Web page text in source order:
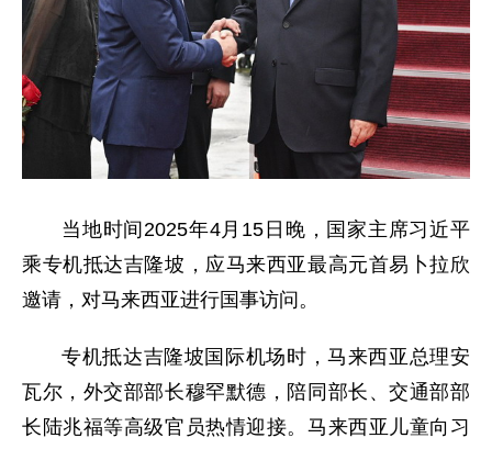
当地时间2025年4月15日晚，国家主席习近平
乘专机抵达吉隆坡，应马来西亚最高元首易卜拉欣
邀请，对马来西亚进行国事访问。
专机抵达吉隆坡国际机场时，马来西亚总理安
瓦尔，外交部部长穆罕默德，陪同部长、交通部部
长陆兆福等高级官员热情迎接。马来西亚儿童向习